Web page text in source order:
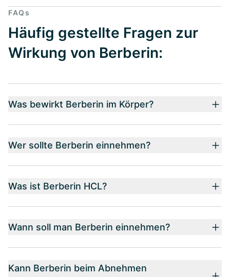
FAQs
Häufig gestellte Fragen zur
Wirkung von Berberin:
Was bewirkt Berberin im Körper?
Wer sollte Berberin einnehmen?
Was ist Berberin HCL?
Wann soll man Berberin einnehmen?
Kann Berberin beim Abnehmen